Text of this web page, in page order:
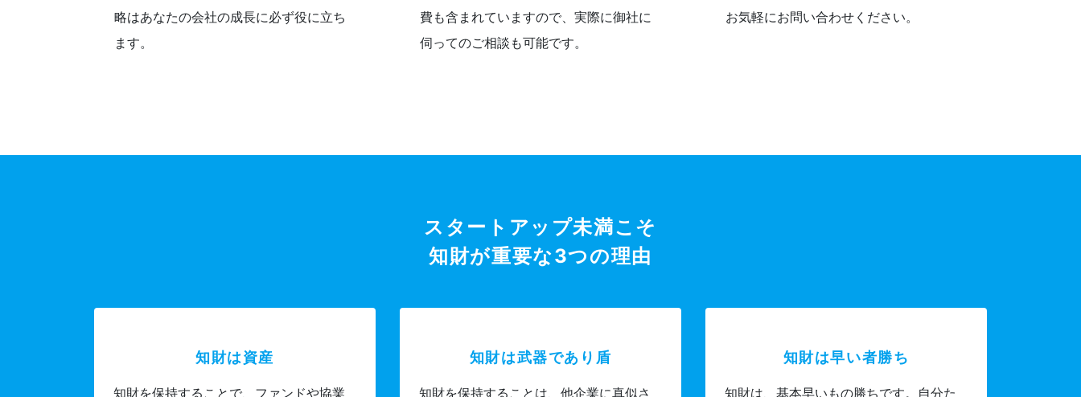
略はあなたの会社の成長に必ず役に立ち
ます。
費も含まれていますので、実際に御社に
伺ってのご相談も可能です。
お気軽にお問い合わせください。
スタートアップ未満こそ
知財が重要な3つの理由
知財は資産
知財を保持することで、ファンドや協業
知財は武器であり盾
知財を保持することは、他企業に真似さ
知財は早い者勝ち
知財は、基本早いもの勝ちです。自分た